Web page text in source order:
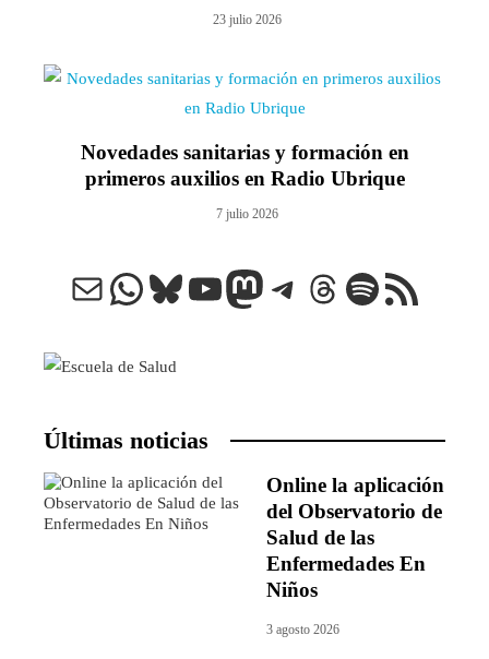
23 julio 2026
Novedades sanitarias y formación en
primeros auxilios en Radio Ubrique
7 julio 2026
Correo electrónico
WhatsApp
Bluesky
YouTube
Mastodon
Telegram
Threads
Spotify
Feed RSS
Últimas noticias
Online la aplicación
del Observatorio de
Salud de las
Enfermedades En
Niños
3 agosto 2026